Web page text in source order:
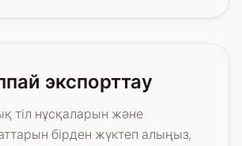
экспорттау
тіл нұсқаларын және
бірден жүктеп алыңыз,